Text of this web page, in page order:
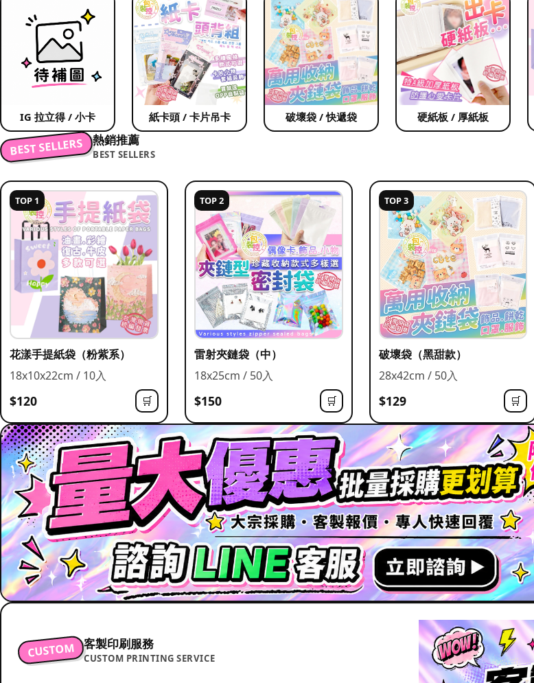
IG 拉立得 / 小卡 紙卡頭 / 卡片吊卡 破壞袋 / 快遞袋 硬紙板 / 厚紙板
BEST SELLERS 熱銷推薦
BEST SELLERS
TOP 1
花漾手提紙袋（粉紫系）
18x10x22cm / 10入
$120 🛒
TOP 2
雷射夾鏈袋（中）
18x25cm / 50入
$150 🛒
TOP 3
破壞袋（黑甜款）
28x42cm / 50入
$129 🛒
CUSTOM 客製印刷服務
CUSTOM PRINTING SERVICE